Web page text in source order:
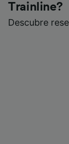
Trainline?
Descubre